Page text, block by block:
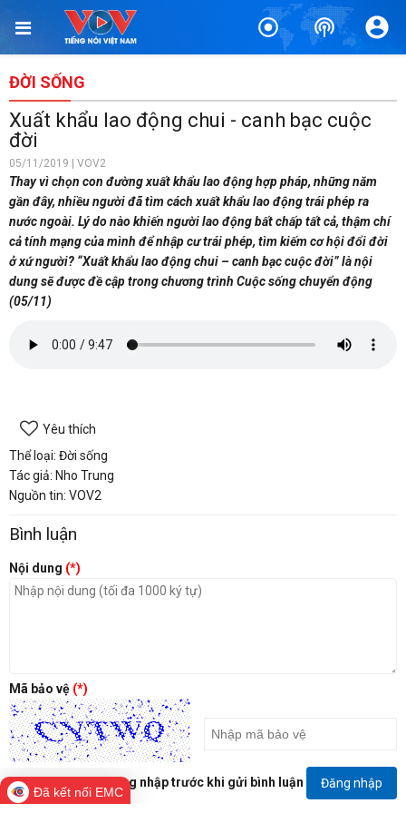
ĐỜI SỐNG
Xuất khẩu lao động chui - canh bạc cuộc
đời
05/11/2019 | VOV2
Thay vì chọn con đường xuất khẩu lao động hợp pháp, những năm
gần đây, nhiều người đã tìm cách xuất khẩu lao động trái phép ra
nước ngoài. Lý do nào khiến người lao động bất chấp tất cả, thậm chí
cả tính mạng của mình để nhập cư trái phép, tìm kiếm cơ hội đổi đời
ở xứ người? “Xuất khẩu lao động chui – canh bạc cuộc đời” là nội
dung sẽ được đề cập trong chương trình Cuộc sống chuyển động
(05/11)
Yêu thích
Thể loại: Đời sống
Tác giả: Nho Trung
Nguồn tin: VOV2
Bình luận
Nội dung (*)
Mã bảo vệ (*)
Đăng nhập trước khi gửi bình luận Đăng nhập
Đã kết nối EMC